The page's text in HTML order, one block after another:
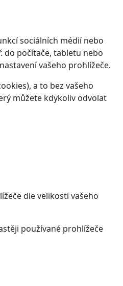
sociálních médií nebo
do počítače, tabletu nebo
vašeho prohlížeče.
a to bez vašeho
můžete kdykoliv odvolat
dle velikosti vašeho
používané prohlížeče